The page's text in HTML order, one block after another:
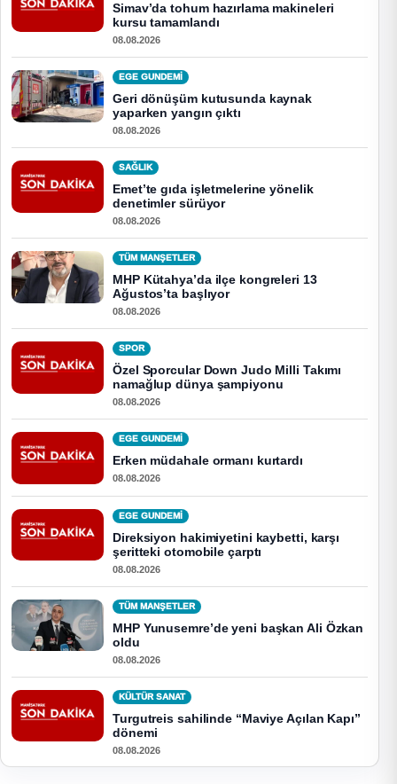
Simav’da tohum hazırlama makineleri
kursu tamamlandı
08.08.2026
EGE GUNDEMİ
Geri dönüşüm kutusunda kaynak
yaparken yangın çıktı
08.08.2026
SAĞLIK
Emet’te gıda işletmelerine yönelik
denetimler sürüyor
08.08.2026
TÜM MANŞETLER
MHP Kütahya’da ilçe kongreleri 13
Ağustos’ta başlıyor
08.08.2026
SPOR
Özel Sporcular Down Judo Milli Takımı
namağlup dünya şampiyonu
08.08.2026
EGE GUNDEMİ
Erken müdahale ormanı kurtardı
08.08.2026
EGE GUNDEMİ
Direksiyon hakimiyetini kaybetti, karşı
şeritteki otomobile çarptı
08.08.2026
TÜM MANŞETLER
MHP Yunusemre’de yeni başkan Ali Özkan
oldu
08.08.2026
KÜLTÜR SANAT
Turgutreis sahilinde “Maviye Açılan Kapı”
dönemi
08.08.2026